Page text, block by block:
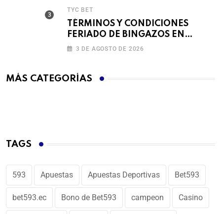
TYC BET
TÉRMINOS Y CONDICIONES
FERIADO DE BINGAZOS EN
BET593
3 DE AGOSTO DE 2026
MÁS CATEGORÍAS
TAGS
593 Apuestas Apuestas Deportivas Bet593
bet593.ec Bono de Bet593 campeon Casino